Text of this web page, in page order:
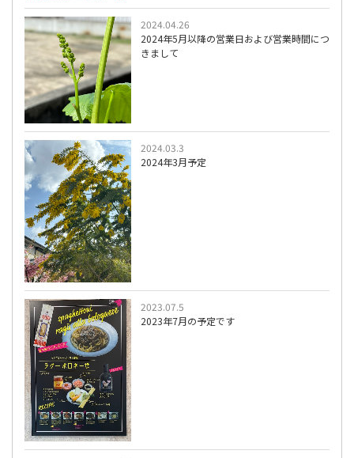
2024.04.26
2024年5月以降の営業日および営業時間につ
きまして
2024.03.3
2024年3月予定
2023.07.5
2023年7月の予定です